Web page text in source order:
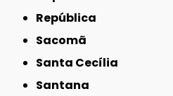
República
Sacomã
Santa Cecília
Santana